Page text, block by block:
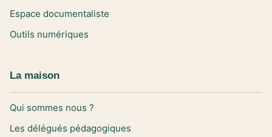
Espace documentaliste
Outils numériques
La maison
Qui sommes nous ?
Les délégués pédagogiques